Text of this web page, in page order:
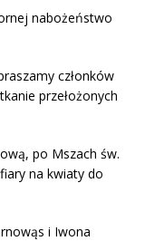
nabożeństwo
członków
przełożonych
po Mszach św.
na kwiaty do
i Iwona